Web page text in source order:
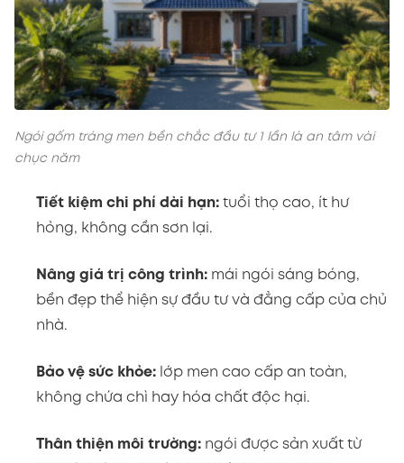
Tiết kiệm chi phí dài hạn:
tuổi thọ cao, ít hư
hỏng, không cần sơn lại.
Nâng giá trị công trình:
mái ngói sáng bóng,
bền đẹp thể hiện sự đầu tư và đẳng cấp của chủ
nhà.
Bảo vệ sức khỏe: lớp men cao cấp an toàn,
không chứa chì hay hóa chất độc hại.
Thân thiện môi trường:ngói được sản xuất từ
nguyên liệu tự nhiên, quy trình nung sạch.
VI. Thành tựu & uy tín của
CMC Tiles trong sản xuất
ngói tráng men